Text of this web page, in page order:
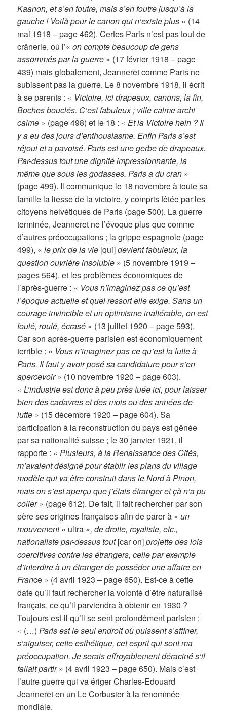
Kaanon, et s’en foutre, mais s’en foutre jusqu’à la
gauche ! Voilà pour le canon qui n’existe plus » (14
mai 1918 – page 462). Certes Paris n’est pas tout de
crânerie, où l’«on compte beaucoup de gens
assommés par la guerre » (17 février 1918 – page
439) mais globalement, Jeanneret comme Paris ne
subissent pas la guerre. Le 8 novembre 1918, il écrit
à se parents : « Victoire, ici drapeaux, canons, la fin,
Boches bouclés. C’est fabuleux ; ville calme archi
calme » (page 498) et le 18 : «Et la Victoire hein ? Il
y a eu des jours d’enthousiasme. Enfin Paris s’est
réjoui et a pavoisé. Paris est une gerbe de drapeaux.
Par-dessus tout une dignité impressionnante, la
même que sous les godasses. Paris a du cran »
(page 499). Il communique le 18 novembre à toute sa
famille la liesse de la victoire, y compris fêtée par les
citoyens helvétiques de Paris (page 500). La guerre
terminée, Jeanneret ne l’évoque plus que comme
d’autres préoccupations ; la grippe espagnole (page
499), «le prix de la vie [qui]devient fabuleux, la
question ouvrière insoluble » (5 novembre 1919 –
pages 564), et les problèmes économiques de
l’après-guerre : « Vous n’imaginez pas ce qu’est
l’époque actuelle et quel ressort elle exige. Sans un
courage invincible et un optimisme inaltérable, on est
foulé, roulé, écrasé » (13 juillet 1920 – page 593).
Car son après-guerre parisien est économiquement
terrible : « Vous n’imaginez pas ce qu’est la lutte à
Paris. Il faut y avoir posé sa candidature pour s’en
apercevoir» (10 novembre 1920 – page 603).
«L’industrie est donc à peu près tuée ici, pour laisser
bien des cadavres et des mois ou des années de
lutte » (15 décembre 1920 – page 604). Sa
participation à la reconstruction du pays est gênée
par sa nationalité suisse ; le 30 janvier 1921, il
rapporte : «Plusieurs, à la Renaissance des Cités,
m’avaient désigné pour établir les plans du village
modèle qui va être construit dans le Nord à Pinon,
mais on s’est aperçu que j’étais étranger et çà n’a pu
coller» (page 612). De fait, il fait rechercher par son
père ses origines françaises afin de parer à «un
mouvement « ultra », de droite, royaliste, etc.,
nationaliste par-dessus tout[car on]projette des lois
coercitives contre les étrangers, celle par exemple
d’interdire à un étranger de posséder une affaire en
France » (4 avril 1923 – page 650). Est-ce à cette
date qu’il faut rechercher la volonté d’être naturalisé
français, ce qu’il parviendra à obtenir en 1930 ?
Toujours est-il qu’il se sent profondément parisien :
« (…)Paris est le seul endroit où puissent s’affiner,
s’aiguiser, cette esthétique, cet esprit qui sont ma
préoccupation. Je serais effroyablement déraciné s’il
fallait partir» (4 avril 1923 – page 650). Mais c’est
l’autre guerre qui va ériger Charles-Edouard
Jeanneret en un Le Corbusier à la renommée
mondiale.